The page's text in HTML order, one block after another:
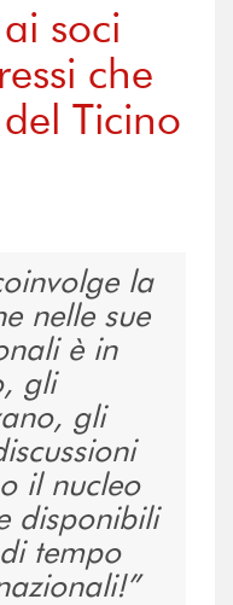
soci
che
Ticino
la
nelle sue
è in
gli
gli
il nucleo
disponibili
tempo